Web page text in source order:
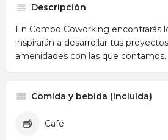
Descripción
En Combo Coworking encontrarás
inspirarán a desarrollar tus
amenidades con las que contamos.
Comida y bebida (Incluída)
Café